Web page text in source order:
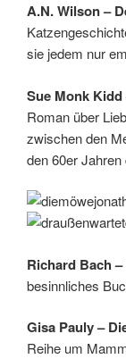
A.N. Wilson –
sie jedem nur
Sue Monk
Roman über
zwischen den
den 60er Jahren
Richard Bach
besinnliches
Gisa Pauly –
Reihe um